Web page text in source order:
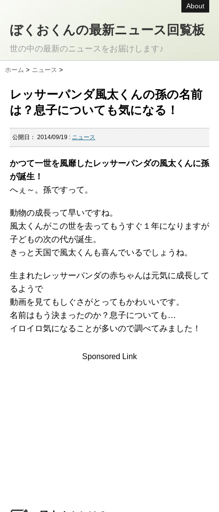
About
ぼくおくんの最新ニュース回覧板
世の中の最新のニュースをお届けします♪
ホーム > ニュース >
レッサーパンダ風太くんの孫の名前
は？息子についても気になる！
公開日： 2014/09/19 : ニュース
かつて一世を風靡したレッサーパンダの風太くんに孫
が誕生！
へぇ～。孫ですって。
動物の成長って早いですね。
風太くんがこの世を去ってもうすぐ１年になりますが
子どもの次の代が誕生。
きっと天国で風太くんも喜んでいるでしょうね。
生まれたレッサーパンダの赤ちゃんは元気に成長して
るようで
動画を見てもしぐさがとってもかわいいです。
名前はもう決まったのか？息子についても…
イロイロ気になることが多いので調べてみました！
Sponsored Link